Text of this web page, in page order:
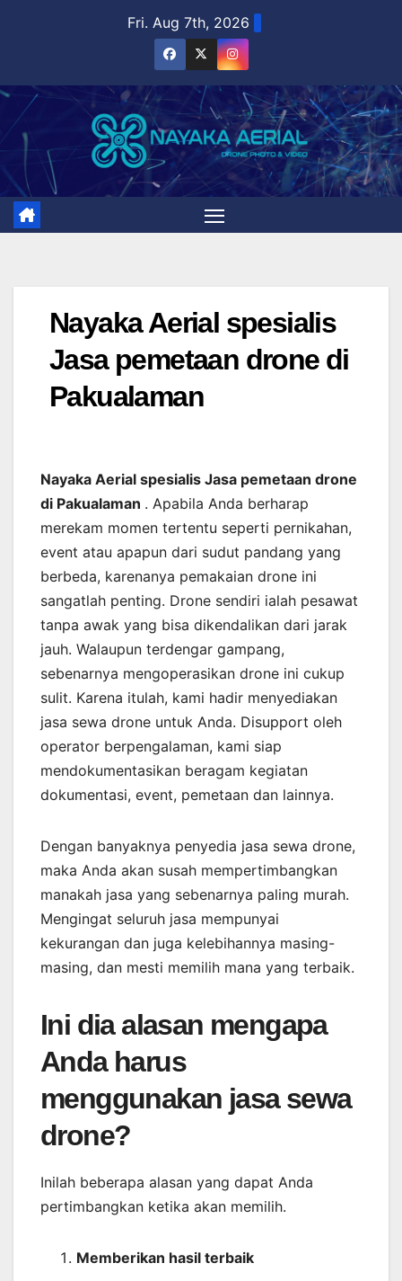
Fri. Aug 7th, 2026
Nayaka Aerial spesialis
Jasa pemetaan drone di
Pakualaman
Nayaka Aerial spesialis Jasa pemetaan drone
di Pakualaman . Apabila Anda berharap
merekam momen tertentu seperti pernikahan,
event atau apapun dari sudut pandang yang
berbeda, karenanya pemakaian drone ini
sangatlah penting. Drone sendiri ialah pesawat
tanpa awak yang bisa dikendalikan dari jarak
jauh. Walaupun terdengar gampang,
sebenarnya mengoperasikan drone ini cukup
sulit. Karena itulah, kami hadir menyediakan
jasa sewa drone untuk Anda. Disupport oleh
operator berpengalaman, kami siap
mendokumentasikan beragam kegiatan
dokumentasi, event, pemetaan dan lainnya.
Dengan banyaknya penyedia jasa sewa drone,
maka Anda akan susah mempertimbangkan
manakah jasa yang sebenarnya paling murah.
Mengingat seluruh jasa mempunyai
kekurangan dan juga kelebihannya masing-
masing, dan mesti memilih mana yang terbaik.
Ini dia alasan mengapa
Anda harus
menggunakan jasa sewa
drone?
Inilah beberapa alasan yang dapat Anda
pertimbangkan ketika akan memilih.
Memberikan hasil terbaik